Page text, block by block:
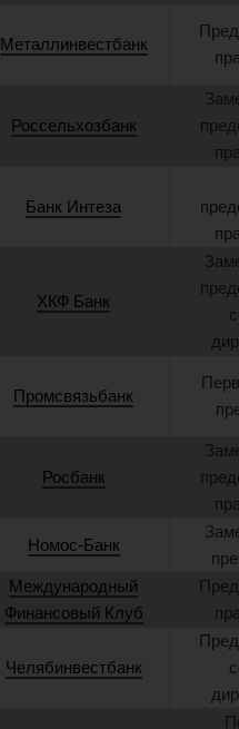
Металлинвестбанк
Россельхозбанк
Банк Интеза
ХКФ Банк
Промсвязьбанк
Росбанк
Номос-Банк
Международный
Финансовый Клуб
Челябинвестбанк